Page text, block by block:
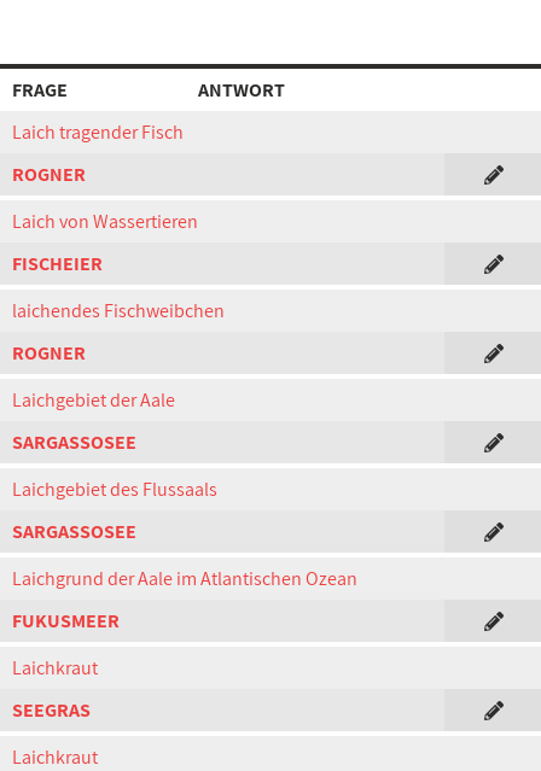
FRAGE
ANTWORT
Laich tragender Fisch
ROGNER
Laich von Wassertieren
FISCHEIER
laichendes Fischweibchen
ROGNER
Laichgebiet der Aale
SARGASSOSEE
Laichgebiet des Flussaals
SARGASSOSEE
Laichgrund der Aale im Atlantischen Ozean
FUKUSMEER
Laichkraut
SEEGRAS
Laichkraut